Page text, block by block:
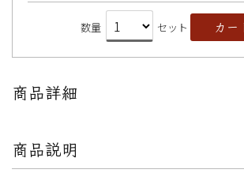
数量 セット
商品詳細
商品説明